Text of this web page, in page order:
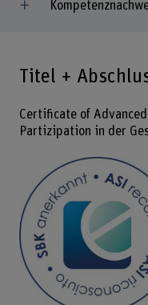
Titel +
Certificate of
Partizipation in der